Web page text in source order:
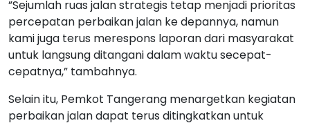
”Sejumlah ruas jalan strategis tetap menjadi prioritas
percepatan perbaikan jalan ke depannya, namun
kami juga terus merespons laporan dari masyarakat
untuk langsung ditangani dalam waktu secepat-
cepatnya,” tambahnya.
Selain itu, Pemkot Tangerang menargetkan kegiatan
perbaikan jalan dapat terus ditingkatkan untuk